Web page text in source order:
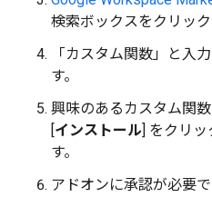
検索ボックスをクリック
「カスタム関数」と入
す。
興味のあるカスタム関
[インストール] をクリッ
す。
アドオンに承認が必要